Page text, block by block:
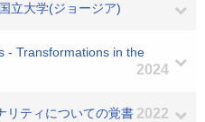
立大学(ジョージア)
- Transformations in the
2024
リティについての覚書 2022